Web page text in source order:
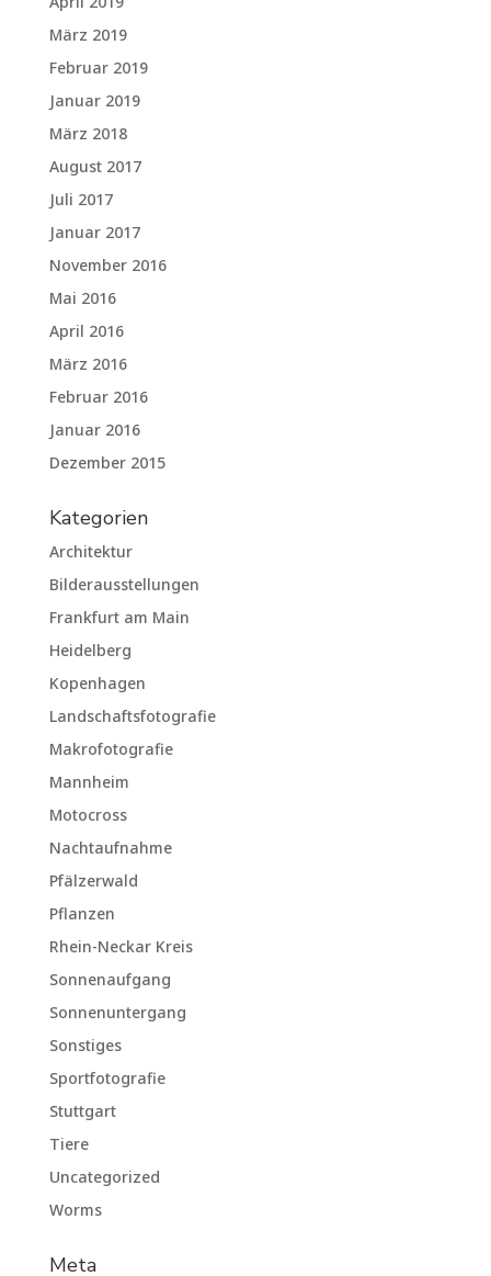
März 2019
Februar 2019
Januar 2019
März 2018
August 2017
Juli 2017
Januar 2017
November 2016
Mai 2016
April 2016
März 2016
Februar 2016
Januar 2016
Dezember 2015
Kategorien
Architektur
Bilderausstellungen
Frankfurt am Main
Heidelberg
Kopenhagen
Landschaftsfotografie
Makrofotografie
Mannheim
Motocross
Nachtaufnahme
Pfälzerwald
Pflanzen
Rhein-Neckar Kreis
Sonnenaufgang
Sonnenuntergang
Sonstiges
Sportfotografie
Stuttgart
Tiere
Uncategorized
Worms
Meta